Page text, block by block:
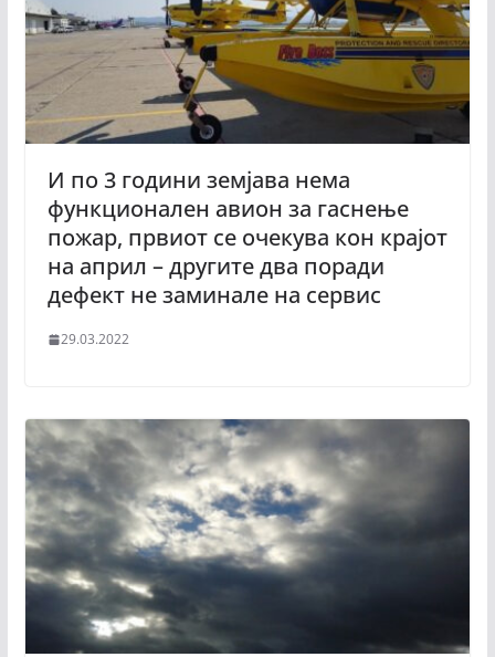
И по 3 години земјава нема
функционален авион за гаснење
пожар, првиот се очекува кон крајот
на април – другите два поради
дефект не заминале на сервис
29.03.2022